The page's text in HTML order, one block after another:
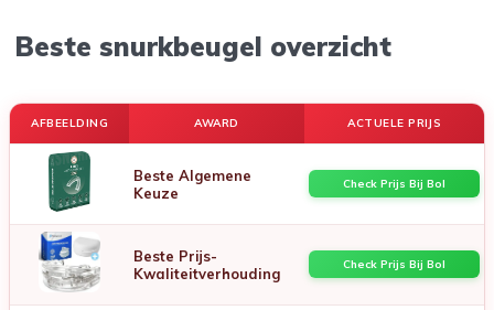
Beste snurkbeugel overzicht
AFBEELDING AWARD ACTUELE PRIJS
Beste Algemene
Keuze
Check Prijs Bij Bol
Beste Prijs-
Kwaliteitverhouding
Check Prijs Bij Bol